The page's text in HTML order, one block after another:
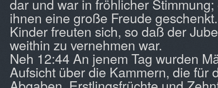
dar und war in fröhlicher
ihnen eine große Freude
Kinder freuten sich, so daß der
weithin zu vernehmen war.
Neh 12:44 An jenem Tag wurden
Aufsicht über die Kammern, die für